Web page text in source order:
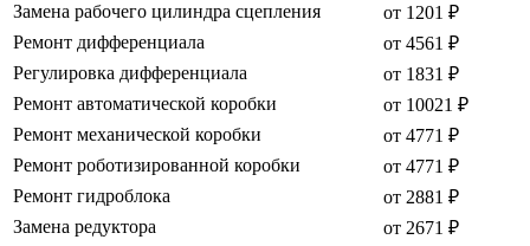
Замена рабочего цилиндра сцепления
от 1201 ₽
Ремонт дифференциала
от 4561 ₽
Регулировка дифференциала
от 1831 ₽
Ремонт автоматической коробки
от 10021 ₽
Ремонт механической коробки
от 4771 ₽
Ремонт роботизированной коробки
от 4771 ₽
Ремонт гидроблока
от 2881 ₽
Замена редуктора
от 2671 ₽